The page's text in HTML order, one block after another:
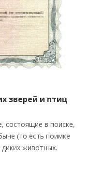
зверей и птиц
состоящие в поиске,
(то есть поимке
животных.